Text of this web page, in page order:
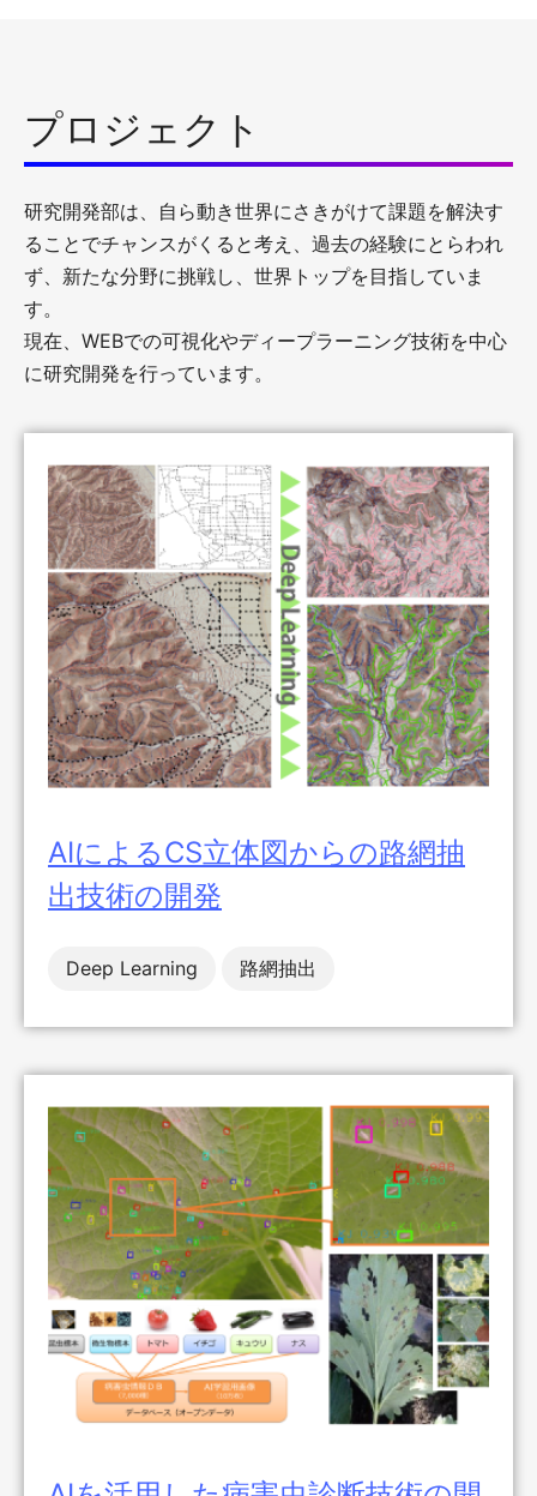
プロジェクト
研究開発部は、自ら動き世界にさきがけて課題を解決す
ることでチャンスがくると考え、過去の経験にとらわれ
ず、新たな分野に挑戦し、世界トップを目指していま
す。
現在、WEBでの可視化やディープラーニング技術を中心
に研究開発を行っています。
AIによるCS立体図からの路網抽
出技術の開発
Deep Learning 路網抽出